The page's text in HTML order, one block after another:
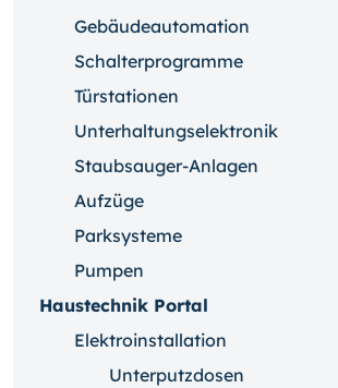
Gebäudeautomation
Schalterprogramme
Türstationen
Unterhaltungselektronik
Staubsauger-Anlagen
Aufzüge
Parksysteme
Pumpen
Haustechnik Portal
Elektroinstallation
Unterputzdosen